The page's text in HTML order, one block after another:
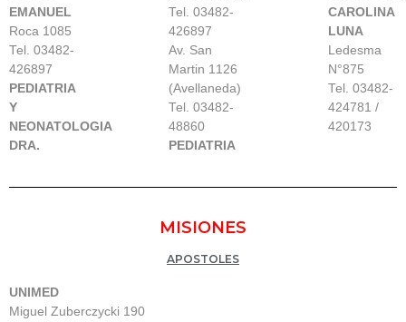
EMANUEL
Roca 1085
Tel. 03482-
426897
PEDIATRIA
Y
NEONATOLOGIA
DRA.
Tel. 03482-
426897
Av. San
Martin 1126
(Avellaneda)
Tel. 03482-
48860
PEDIATRIA
CAROLINA
LUNA
Ledesma
N°875
Tel. 03482-
424781 /
420173
MISIONES
APOSTOLES
UNIMED
Miguel Zuberczycki 190